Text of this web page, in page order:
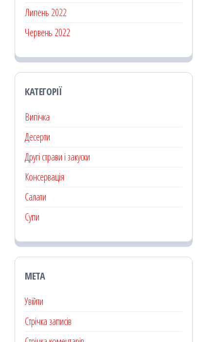
Липень 2022
Червень 2022
КАТЕГОРІЇ
Випічка
Десерти
Другі страви і закуски
Консервація
Салати
Супи
МЕТА
Увійти
Стрічка записів